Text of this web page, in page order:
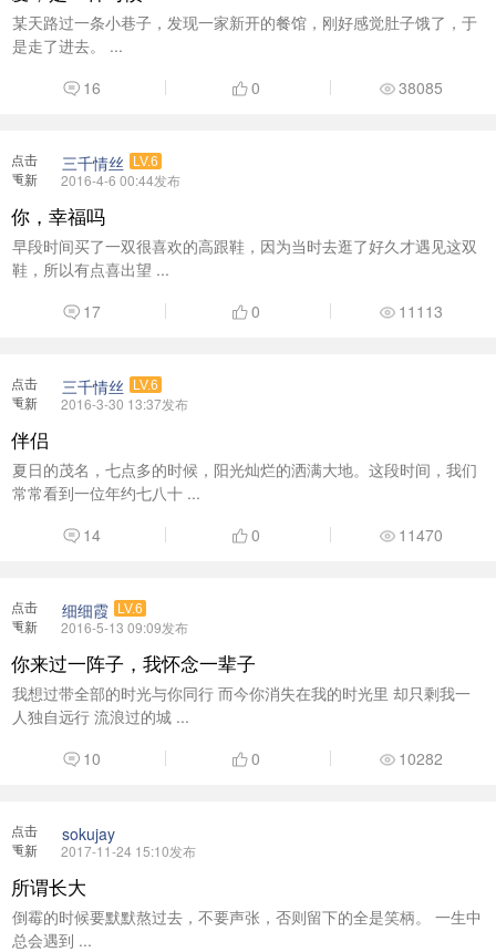
某天路过一条小巷子，发现一家新开的餐馆，刚好感觉肚子饿了，于
是走了进去。 ...
16
0 38085
点击
重新
三千情丝 LV.6
2016-4-6 00:44发布
你，幸福吗
早段时间买了一双很喜欢的高跟鞋，因为当时去逛了好久才遇见这双
鞋，所以有点喜出望 ...
17
0 11113
点击
重新
三千情丝 LV.6
2016-3-30 13:37发布
伴侣
夏日的茂名，七点多的时候，阳光灿烂的洒满大地。这段时间，我们
常常看到一位年约七八十 ...
14
0 11470
点击
重新
细细霞 LV.6
2016-5-13 09:09发布
你来过一阵子，我怀念一辈子
我想过带全部的时光与你同行 而今你消失在我的时光里 却只剩我一
人独自远行 流浪过的城 ...
10
0 10282
点击
重新
sokujay
2017-11-24 15:10发布
所谓长大
倒霉的时候要默默熬过去，不要声张，否则留下的全是笑柄。 一生中
总会遇到 ...